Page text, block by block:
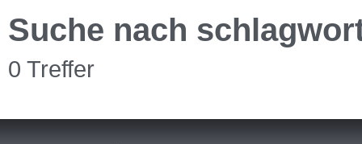
Suche nach
0 Treffer